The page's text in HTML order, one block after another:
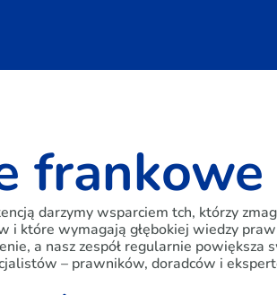
darzymy wsparciem tch, którzy
i które wymagają głębokiej wiedzy
a nasz zespół regularnie
– prawników, doradców i